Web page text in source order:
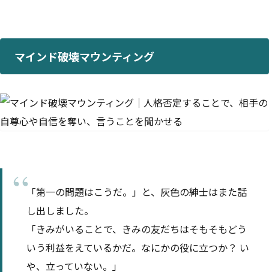
マインド破壊マウンティング
「第一の問題はこうだ。」と、灰色の紳士はまた話
し出しました。
「きみがいることで、きみの友だちはそもそもどう
いう利益をえているかだ。なにかの役に立つか？ い
や、立っていない。」